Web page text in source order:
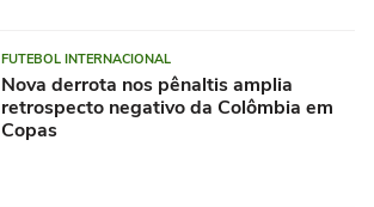
FUTEBOL INTERNACIONAL
Nova derrota nos pênaltis amplia
retrospecto negativo da Colômbia em
Copas